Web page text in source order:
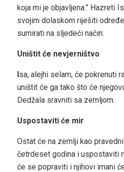
koja mi je objavljena.” Hazreti
svojim dolaskom riješiti
sumirati na sljedeći način:
Uništit će nevjerništvo
Isa, alejhi selam, će pokrenuti
uništit će ga tako što će
Dedžala sravniti sa zemljom.
Uspostaviti će mir
Ostat će na zemlji kao
četrdeset godina i uspostaviti
će se popraviti i njihovi imani